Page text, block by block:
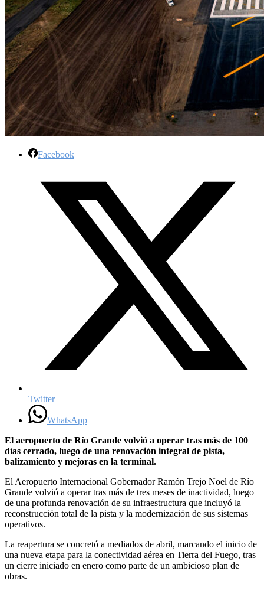
Facebook
Twitter
WhatsApp
El aeropuerto de Río Grande volvió a operar tras más de 100
días cerrado, luego de una renovación integral de pista,
balizamiento y mejoras en la terminal.
El Aeropuerto Internacional Gobernador Ramón Trejo Noel de Río
Grande volvió a operar tras más de tres meses de inactividad, luego
de una profunda renovación de su infraestructura que incluyó la
reconstrucción total de la pista y la modernización de sus sistemas
operativos.
La reapertura se concretó a mediados de abril, marcando el inicio de
una nueva etapa para la conectividad aérea en Tierra del Fuego, tras
un cierre iniciado en enero como parte de un ambicioso plan de
obras.